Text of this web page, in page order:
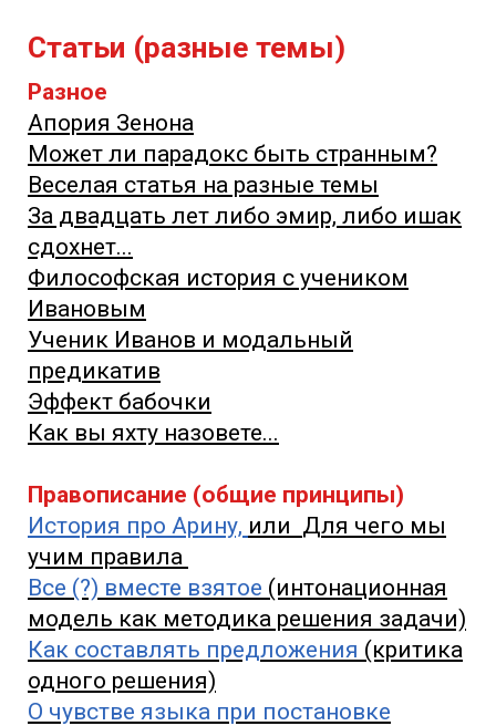
Статьи (разные темы)
Разное
Апория Зенона
Может ли парадокс быть странным?
Веселая статья на разные темы
За двадцать лет либо эмир, либо ишак
сдохнет...
Философская история с учеником
Ивановым
Ученик Иванов и модальный
предикатив
Эффект бабочки
Как вы яхту назовете...
Правописание (общие принципы)
История про Арину, или Для чего мы
учим правила
Все (?) вместе взятое (интонационная
модель как методика решения задачи)
Как составлять предложения (критика
одного решения)
О чувстве языка при постановке